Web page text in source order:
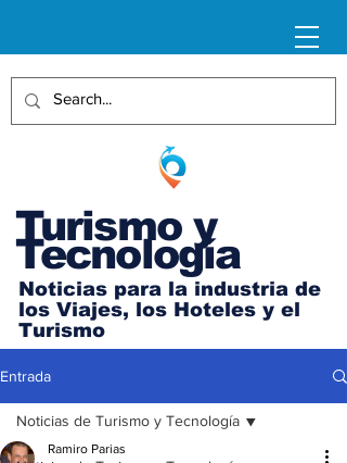
Turismo y
Tecnología
Noticias para la industria de
los Viajes, los Hoteles y el
Turismo
Entrada
Noticias de Turismo y Tecnología
Ramiro Parias